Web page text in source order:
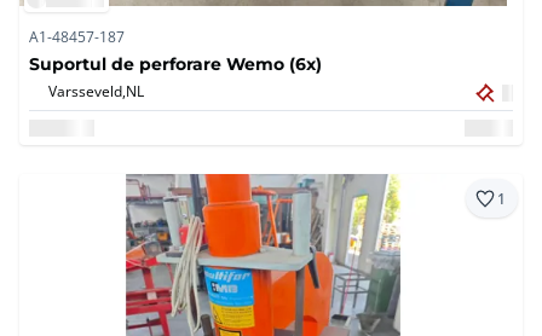
A1-48457-187
Suportul de perforare Wemo (6x)
Varsseveld,NL
1